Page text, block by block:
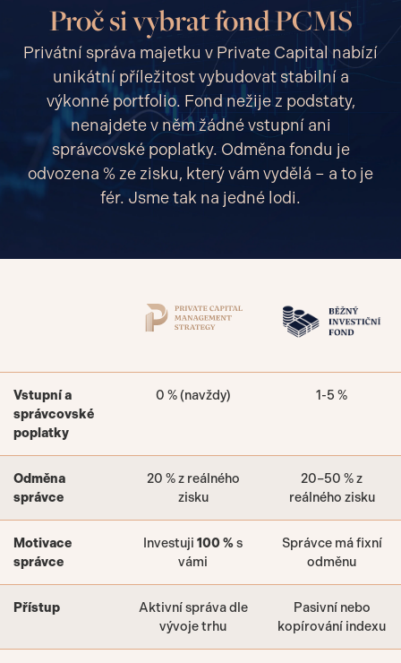
Proč si vybrat fond PCMS
Privátní správa majetku v Private Capital nabízí
unikátní příležitost vybudovat stabilní a
výkonné portfolio. Fond nežije z podstaty,
nenajdete v něm žádné vstupní ani
správcovské poplatky. Odměna fondu je
odvozena % ze zisku, který vám vydělá – a to je
fér. Jsme tak na jedné lodi.
Vstupní a
správcovské
poplatky
0 % (navždy) 1-5 %
Odměna
správce
20 % z reálného
zisku
20–50 % z
reálného zisku
Motivace
správce
Investuji 100 %s
vámi
Správce má fixní
odměnu
Přístup
Aktivní správa dle
vývoje trhu
Pasivní nebo
kopírování indexu